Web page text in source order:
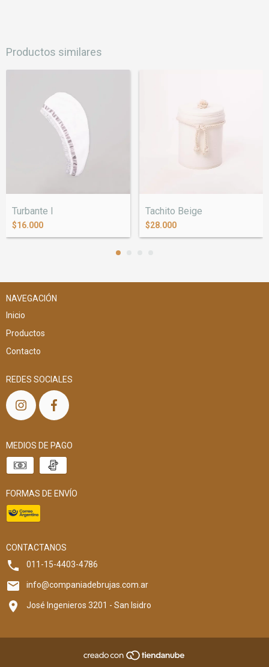
Productos similares
Turbante I
$16.000
Tachito Beige
$28.000
NAVEGACIÓN
Inicio
Productos
Contacto
REDES SOCIALES
MEDIOS DE PAGO
FORMAS DE ENVÍO
CONTACTANOS
011-15-4403-4786
info@companiadebrujas.com.ar
José Ingenieros 3201 - San Isidro